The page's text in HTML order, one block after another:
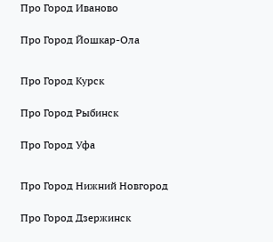
Про Город Иваново
Про Город Йошкар-Ола
Про Город Курск
Про Город Рыбинск
Про Город Уфа
Про Город Нижний Новгород
Про Город Дзержинск